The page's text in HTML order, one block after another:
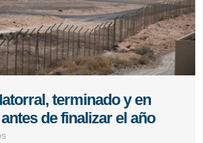
terminado y en
de finalizar el año